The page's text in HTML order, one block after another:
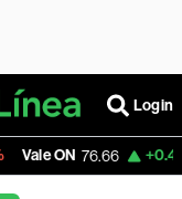
Login
76.66 +0.46% Itaú